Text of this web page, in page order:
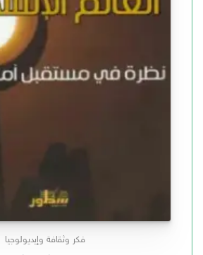
فكر وثقافة وإيديولوجيا